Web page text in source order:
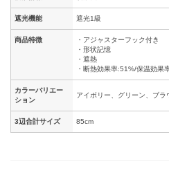
遮光機能 遮光1級
商品特徴
・アジャスターフック付き
・形状記憶
・遮熱
・断熱効果率:51%/保温効果
カラーバリエー
ション
アイボリー、グリーン、ブラ
3辺合計サイズ 85cm